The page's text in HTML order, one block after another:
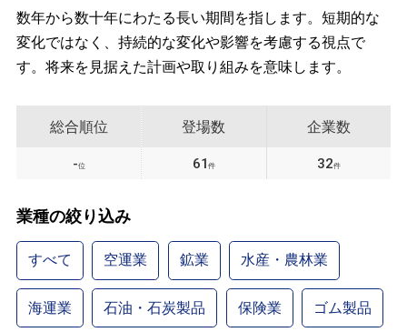
数年から数十年にわたる長い期間を指します。短期的な
変化ではなく、持続的な変化や影響を考慮する視点で
す。将来を見据えた計画や取り組みを意味します。
総合順位
-位
登場数
61件
企業数
32件
業種の絞り込み
すべて 空運業 鉱業 水産・農林業
海運業 石油・石炭製品 保険業 ゴム製品